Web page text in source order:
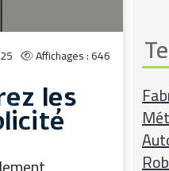
Affichages : 646
les